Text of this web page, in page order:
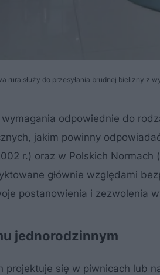
rura służy do przesyłania brudnej bielizny z
wymagania odpowiednie do
jakim powinny
r.) oraz w Polskich
głównie względami
postanowienia i zezwolenia
jednorodzinnym
projektuje się w piwnicach lub